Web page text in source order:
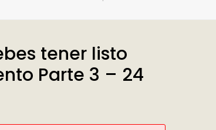
tener listo
Parte 3 – 24